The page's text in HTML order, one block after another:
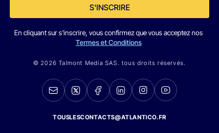
S'INSCRIRE
En cliquant sur s'inscrire, vous confirmez que vous acceptez nos
Termes et Conditions
© 2026 Talmont Media SAS. tous droits réservés.
TOUSLESCONTACTS@ATLANTICO.FR